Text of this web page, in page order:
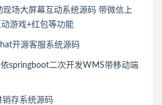
现场大屏幕互动系统源码 带微信上
游戏+红包等功能
开源客服系统源码
springboot二次开发WMS带移动端
销存系统源码